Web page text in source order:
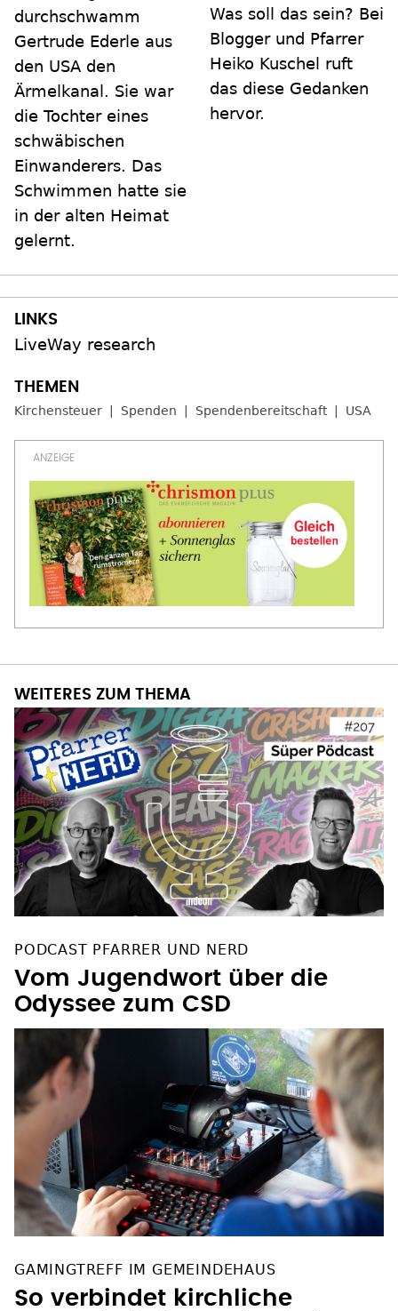
durchschwamm
Gertrude Ederle aus
den USA den
Ärmelkanal. Sie war
die Tochter eines
schwäbischen
Einwanderers. Das
Schwimmen hatte sie
in der alten Heimat
gelernt.
Was soll das sein? Bei
Blogger und Pfarrer
Heiko Kuschel ruft
das diese Gedanken
hervor.
LiveWay research
Kirchensteuer Spenden Spendenbereitschaft USA
WEITERES ZUM THEMA
PODCAST PFARRER UND NERD
Vom Jugendwort über die
Odyssee zum CSD
GAMINGTREFF IM GEMEINDEHAUS
So verbindet kirchliche